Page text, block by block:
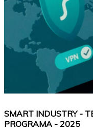
SMART INDUSTRY -
PROGRAMA - 2025